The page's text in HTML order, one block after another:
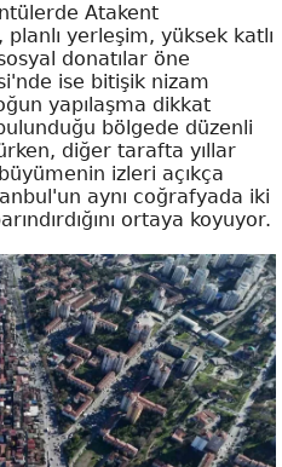
Atakent
yerleşim, yüksek katlı
donatılar öne
ise bitişik nizam
yapılaşma dikkat
bölgede düzenli
diğer tarafta yıllar
izleri açıkça
aynı coğrafyada iki
ortaya koyuyor.